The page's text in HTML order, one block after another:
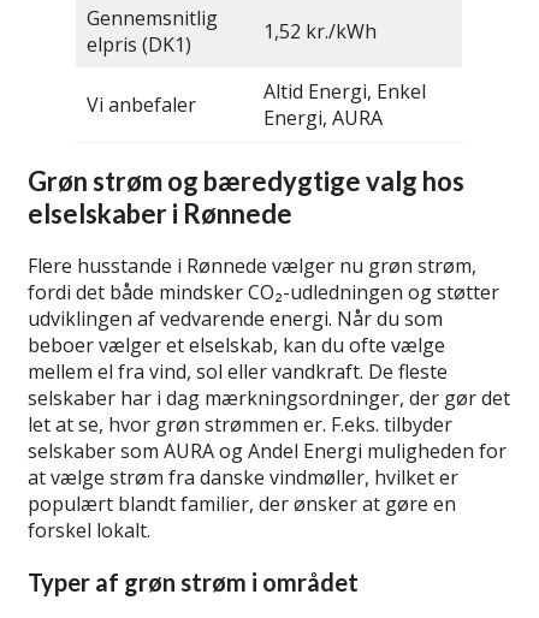
Gennemsnitlig
elpris (DK1)
1,52 kr./kWh
Vi anbefaler
Altid Energi, Enkel
Energi, AURA
Grøn strøm og bæredygtige valg hos
elselskaber i Rønnede
Flere husstande i Rønnede vælger nu grøn strøm,
fordi det både mindsker CO₂-udledningen og støtter
udviklingen af vedvarende energi. Når du som
beboer vælger et elselskab, kan du ofte vælge
mellem el fra vind, sol eller vandkraft. De fleste
selskaber har i dag mærkningsordninger, der gør det
let at se, hvor grøn strømmen er. F.eks. tilbyder
selskaber som AURA og Andel Energi muligheden for
at vælge strøm fra danske vindmøller, hvilket er
populært blandt familier, der ønsker at gøre en
forskel lokalt.
Typer af grøn strøm i området